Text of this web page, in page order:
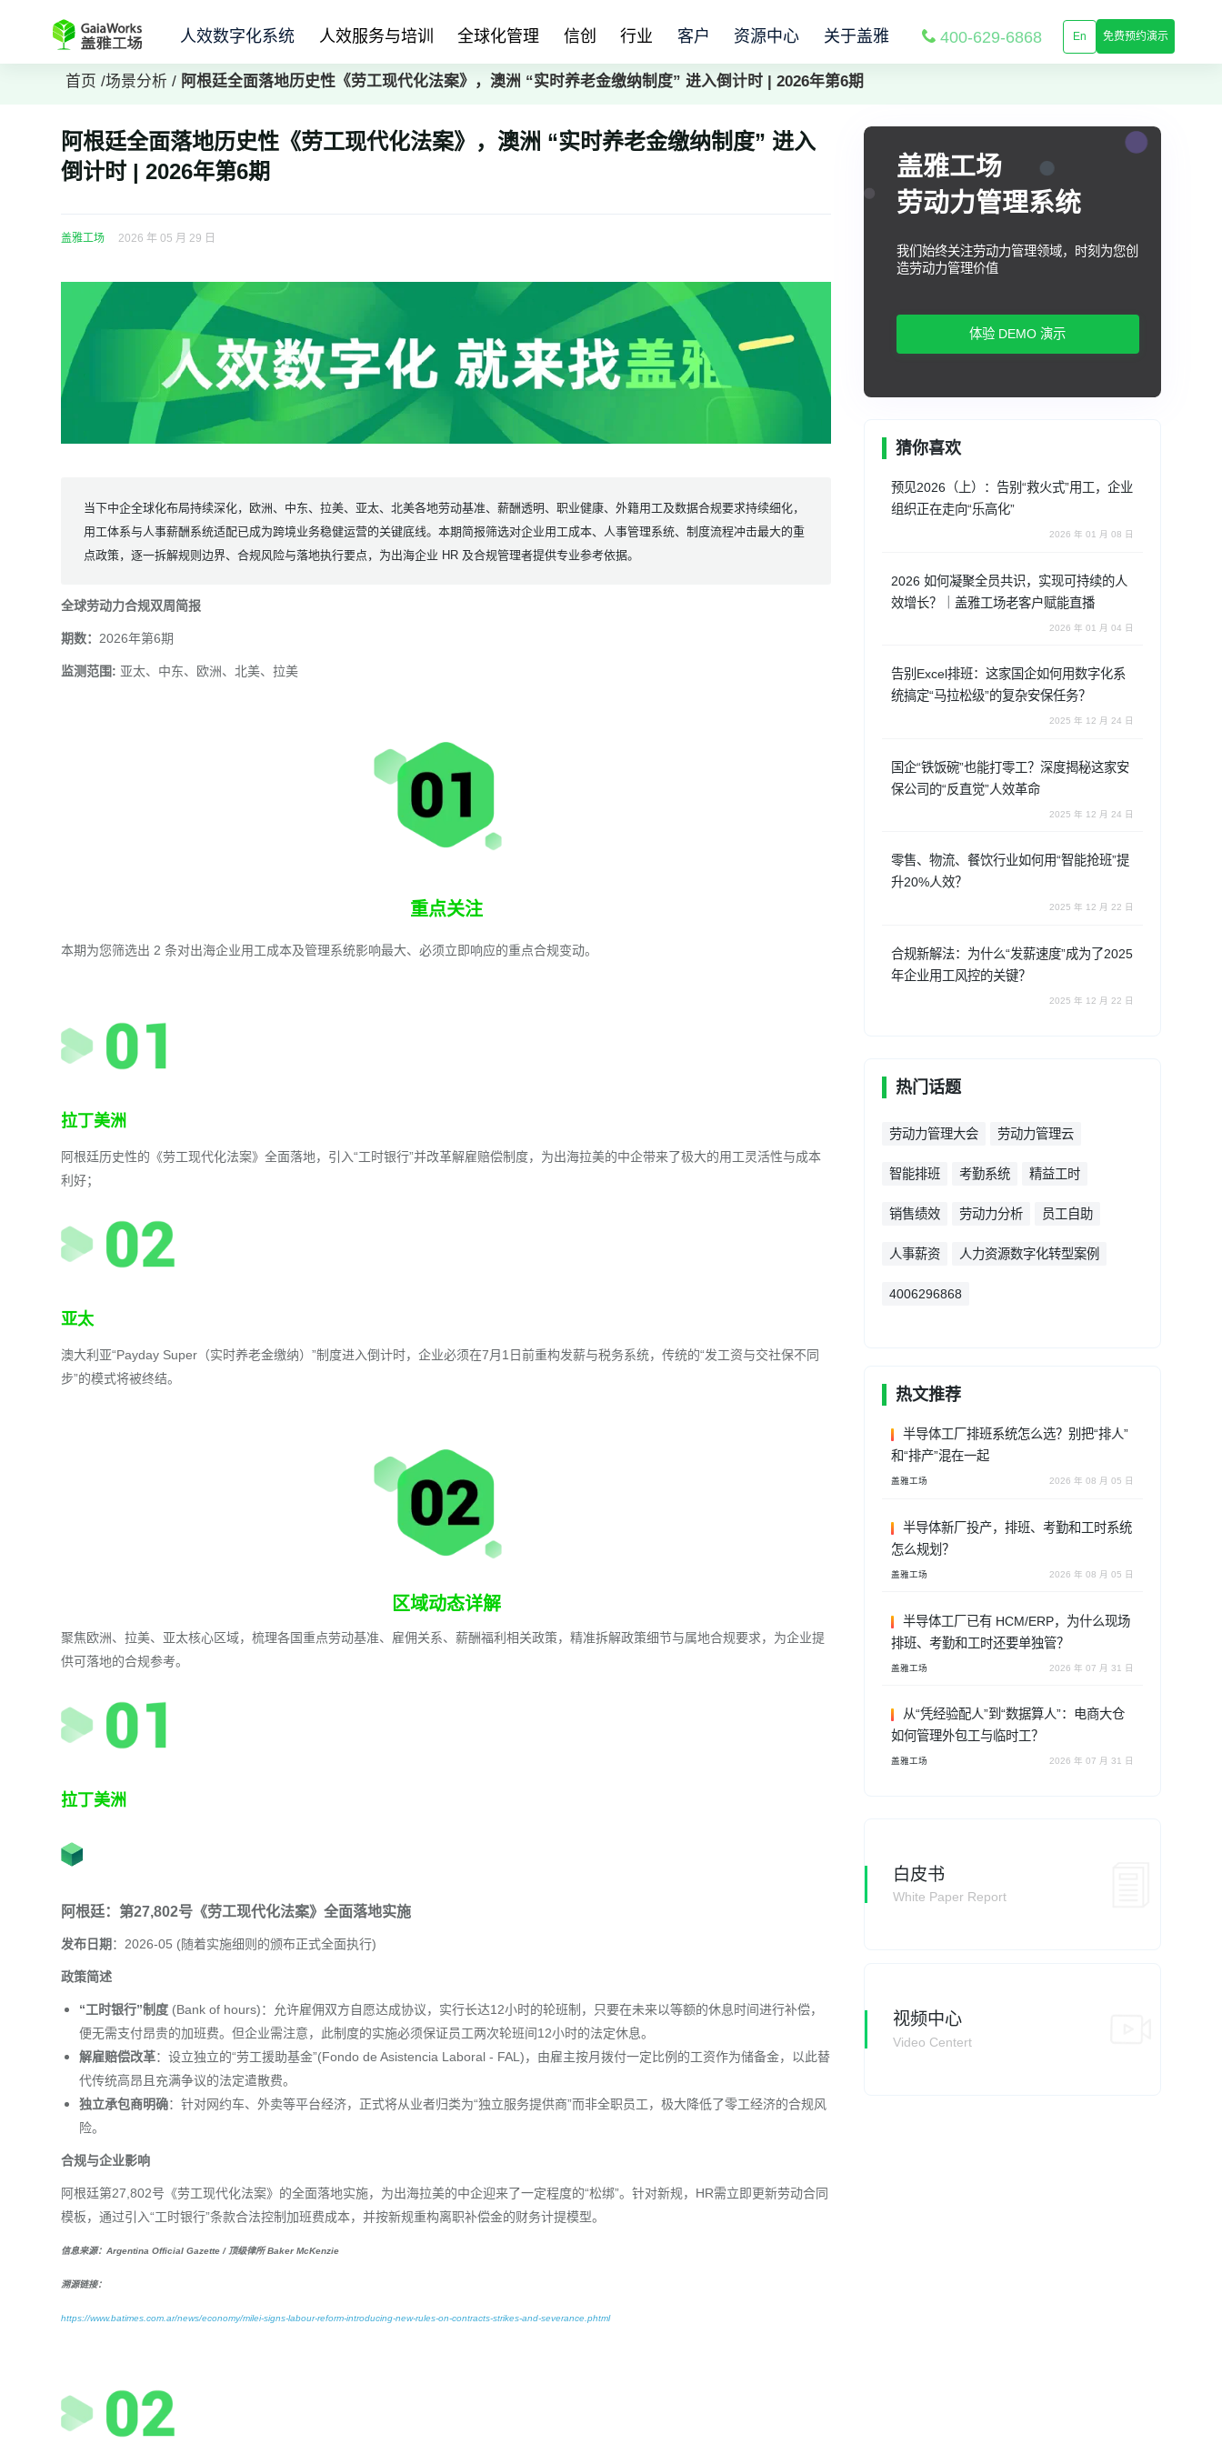
人效数字化系统 人效服务与培训 全球化管理 信创 行业 客户 资源中心 关于盖雅 400-629-6868 En 免费预约演示
首页 /场景分析 / 阿根廷全面落地历史性《劳工现代化法案》，澳洲 “实时养老金缴纳制度” 进入倒计时 | 2026年第6期
阿根廷全面落地历史性《劳工现代化法案》，澳洲 “实时养老金缴纳制度” 进入
倒计时 | 2026年第6期
盖雅工场 2026 年 05 月 29 日
当下中企全球化布局持续深化，欧洲、中东、拉美、亚太、北美各地劳动基准、薪酬透明、职业健康、外籍用工及数据合规要求持续细化，
用工体系与人事薪酬系统适配已成为跨境业务稳健运营的关键底线。本期简报筛选对企业用工成本、
人事管理系统、制度流程冲击最大的重
点政策，逐一拆解规则边界、合规风险与落地执行要点，为出海企业 HR 及合规管理者提供专业参考依据。
全球劳动力合规双周简报
期数： 2026年第6期
监测范围: 亚太、中东、欧洲、北美、拉美
重点关注
本期为您筛选出 2 条对出海企业用工成本及管理系统影响最大、必须立即响应的重点合规变动。
拉丁美洲
阿根廷历史性的《劳工现代化法案》全面落地，引入“工时银行”并改革解雇赔偿制度，为出海拉美的中企带来了极大的用工灵活性与成本
利好；
亚太
澳大利亚“Payday Super（实时养老金缴纳）”制度进入倒计时，企业必须在7月1日前重构发薪与税务系统，传统的“发工资与交社保不同
步”的模式将被终结。
区域动态详解
聚焦欧洲、拉美、亚太核心区域，梳理各国重点劳动基准、雇佣关系、薪酬福利相关政策，精准拆解政策细节与属地合规要求，为企业提
供可落地的合规参考。
拉丁美洲
阿根廷：第27,802号《劳工现代化法案》全面落地实施
发布日期 ：2026-05 (随着实施细则的颁布正式全面执行)
政策简述
“工时银行”制度 (Bank of hours)：允许雇佣双方自愿达成协议，实行长达12小时的轮班制，只要在未来以等额的休息时间进行补偿，
便无需支付昂贵的加班费。但企业需注意，此制度的实施必须保证员工两次轮班间12小时的法定休息。
解雇赔偿改革：设立独立的“劳工援助基金”(Fondo de Asistencia Laboral - FAL)，由雇主按月拨付一定比例的工资作为储备金，以此替
代传统高昂且充满争议的法定遣散费。
独立承包商明确：针对网约车、外卖等平台经济，正式将从业者归类为“独立服务提供商”而非全职员工，极大降低了零工经济的合规风
险。
合规与企业影响
阿根廷第27,802号《劳工现代化法案》的全面落地实施，为出海拉美的中企迎来了一定程度的“松绑”。针对新规，HR需立即更新劳动合同
模板，通过引入“工时银行”条款合法控制加班费成本，并按新规重构离职补偿金的财务计提模型。
信息来源：Argentina Official Gazette / 顶级律所 Baker McKenzie
溯源链接：
https://www.batimes.com.ar/news/economy/milei-signs-labour-reform-introducing-new-rules-on-contracts-strikes-and-severance.phtml
盖雅工场
劳动力管理系统
我们始终关注劳动力管理领域，时刻为您创
造劳动力管理价值
体验 DEMO 演示
猜你喜欢
预见2026（上）：告别“救火式”用工，企业
组织正在走向“乐高化”
2026 年 01 月 08 日
2026 如何凝聚全员共识，实现可持续的人
效增长？｜盖雅工场老客户赋能直播
2026 年 01 月 04 日
告别Excel排班：这家国企如何用数字化系
统搞定“马拉松级”的复杂安保任务？
2025 年 12 月 24 日
国企“铁饭碗”也能打零工？深度揭秘这家安
保公司的“反直觉”人效革命
2025 年 12 月 24 日
零售、物流、餐饮行业如何用“智能抢班”提
升20%人效？
2025 年 12 月 22 日
合规新解法：为什么“发薪速度”成为了2025
年企业用工风控的关键？
2025 年 12 月 22 日
热门话题
劳动力管理大会 劳动力管理云
智能排班 考勤系统 精益工时
销售绩效 劳动力分析 员工自助
人事薪资 人力资源数字化转型案例
4006296868
热文推荐
半导体工厂排班系统怎么选？别把“排人”
和“排产”混在一起
盖雅工场 2026 年 08 月 05 日
半导体新厂投产，排班、考勤和工时系统
怎么规划？
盖雅工场 2026 年 08 月 05 日
半导体工厂已有 HCM/ERP，为什么现场
排班、考勤和工时还要单独管？
盖雅工场 2026 年 07 月 31 日
从“凭经验配人”到“数据算人”：电商大仓
如何管理外包工与临时工？
盖雅工场 2026 年 07 月 31 日
白皮书
White Paper Report
视频中心
Video Centert